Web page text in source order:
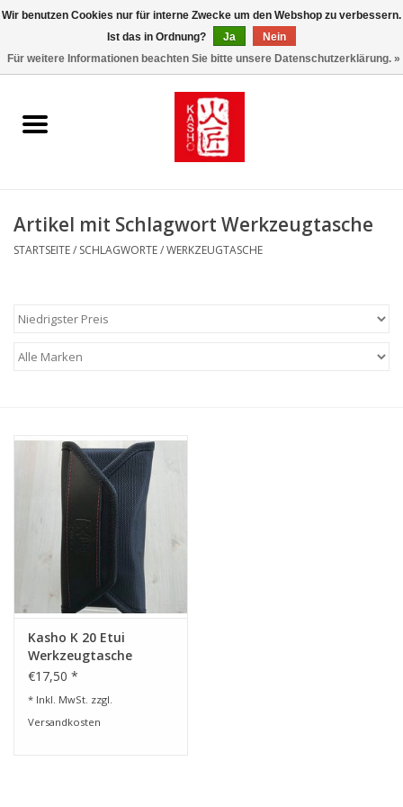
Kasho World Since 1908
Lemonwax_Moonbrush
KENT.SALON Brushes
zu den besten Preisen
Kasho Desinfektion-
Scherenpflege
Geschenkgutscheine
Artikel mit Schlagwort Werkzeugtasche
STARTSEITE/ SCHLAGWORTE/WERKZEUGTASCHE
Kasho K 20 Etui
Werkzeugtasche
€17,50 *
* Inkl. MwSt. zzgl.
Versandkosten
Wir benutzen Cookies nur für interne Zwecke um den Webshop zu verbessern.
Ist das in Ordnung?
Ja
Nein
Für weitere Informationen beachten Sie bitte unsere Datenschutzerklärung. »